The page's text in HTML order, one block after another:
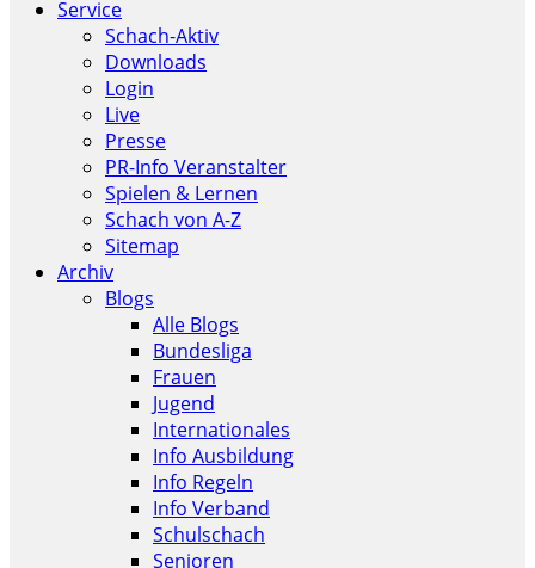
Service
Schach-Aktiv
Downloads
Login
Live
Presse
PR-Info Veranstalter
Spielen & Lernen
Schach von A-Z
Sitemap
Archiv
Blogs
Alle Blogs
Bundesliga
Frauen
Jugend
Internationales
Info Ausbildung
Info Regeln
Info Verband
Schulschach
Senioren